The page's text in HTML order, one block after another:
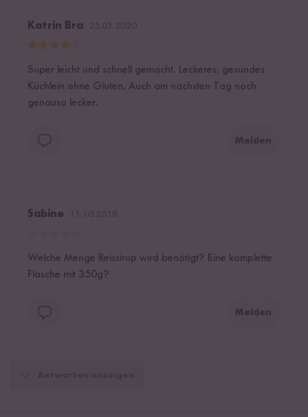
Katrin Bra
Super leicht und schnell gemacht. Leckeres, gesundes
Küchlein ohne Gluten. Auch am nächsten Tag noch
genauso lecker.
Melden
Sabine
Welche Menge Reissirup wird benötigt? Eine komplette
Flasche mit 350g?
Melden